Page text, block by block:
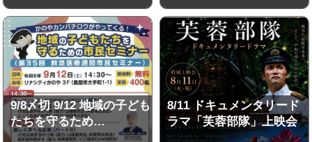
9/8〆切 9/12 地域の子ども
たちを守るため…
8/11 ドキュメンタリード
ラマ「芙蓉部隊」上映会